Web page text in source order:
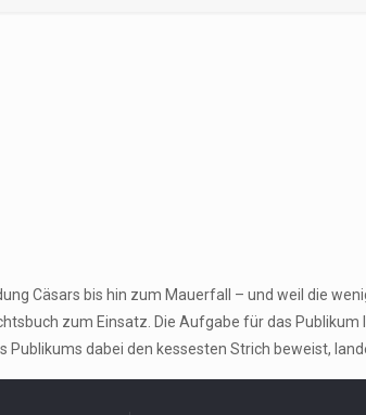
Cäsars bis hin zum Mauerfall – und weil die
zum Einsatz. Die Aufgabe für das
dabei den kessesten Strich beweist,